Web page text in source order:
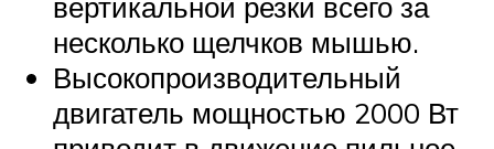
несколько щелчков мышью.
Высокопроизводительный
двигатель мощностью 2000 Вт